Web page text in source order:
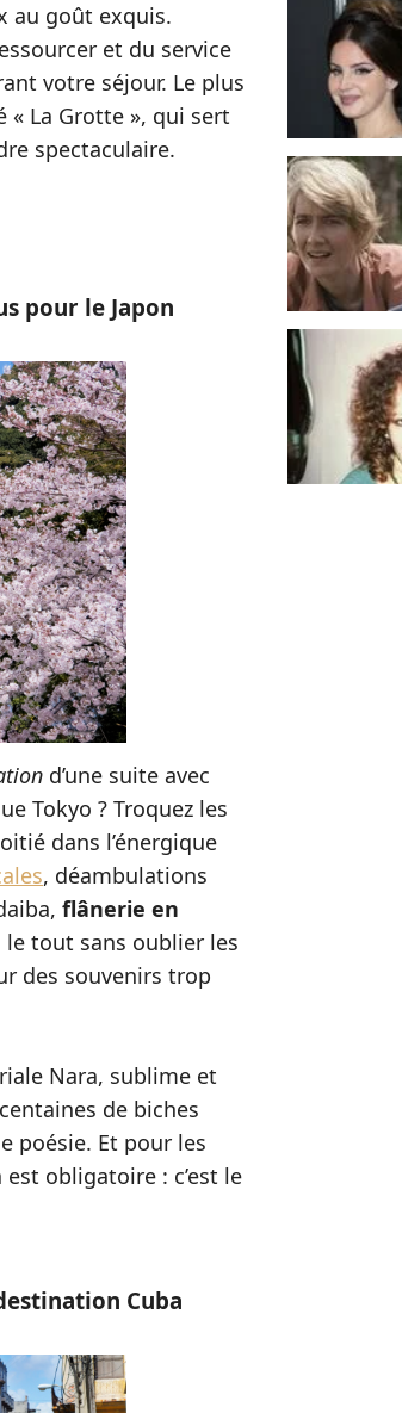
au goût exquis.
et du service
votre séjour. Le plus
La Grotte », qui sert
spectaculaire.
pour le Japon
d’une suite avec
Tokyo ? Troquez les
dans l’énergique
, déambulations
flânerie en
le tout sans oublier les
des souvenirs trop
Nara, sublime et
de biches
poésie. Et pour les
obligatoire : c’est le
Cuba